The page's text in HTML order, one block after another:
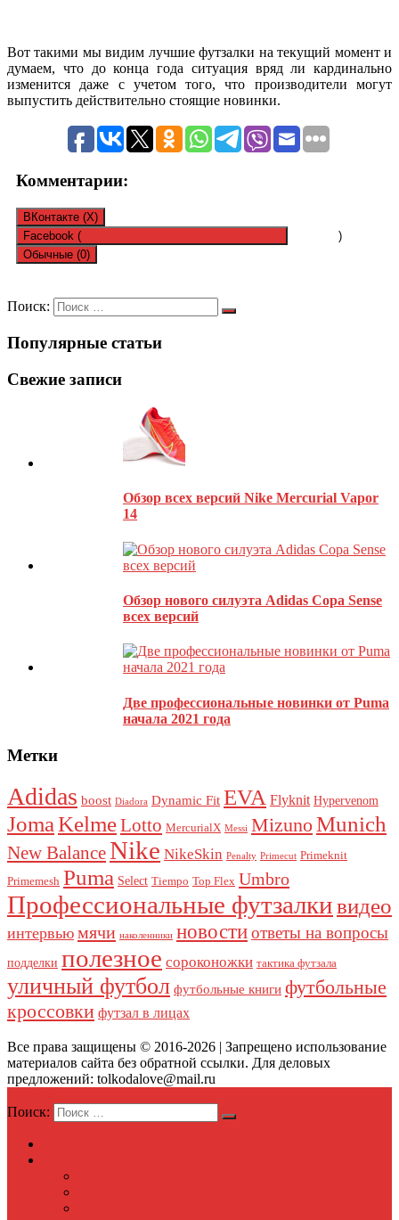
Вот такими мы видим лучшие футзалки на текущий момент и
думаем, что до конца года ситуация вряд ли кардинально
изменится даже с учетом того, что производители могут
выпустить действительно стоящие новинки.
Комментарии:
ВКонтакте (X)
Facebook (
)
Обычные (0)
Оставить комментарий
Ваш адрес email не будет опубликован.
Этот сайт использует Akismet для борьбы со спамом.Узнайте,
как обрабатываются ваши данные комментариев
Поиск:
Популярные статьи
Свежие записи
Обзор всех версий Nike Mercurial Vapor
14
Обзор нового силуэта Adidas Copa Sense
всех версий
Две профессиональные новинки от Puma
начала 2021 года
Метки
Adidas boost Diadora Dynamic Fit EVA Flyknit Hypervenom
JomaKelmeLotto MercurialX Messi MizunoMunich
New BalanceNike NikeSkin Penalty Primecut Primeknit
Primemesh Puma Select Tiempo Top Flex Umbro
Профессиональные футзалкивидео
интервью мячи наколенники новостиответы на вопросы
подделки полезное сороконожки тактика футзала
уличный футбол футбольные книги футбольные
кроссовки футзал в лицах
Все права защищены © 2016-2026 | Запрещено использование
материалов сайта без обратной ссылки. Для деловых
предложений: tolkodalove@mail.ru
Поиск: